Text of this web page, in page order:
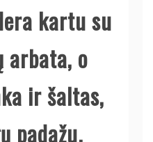
kartu su
arbata, o
ir šaltas,
padažu.